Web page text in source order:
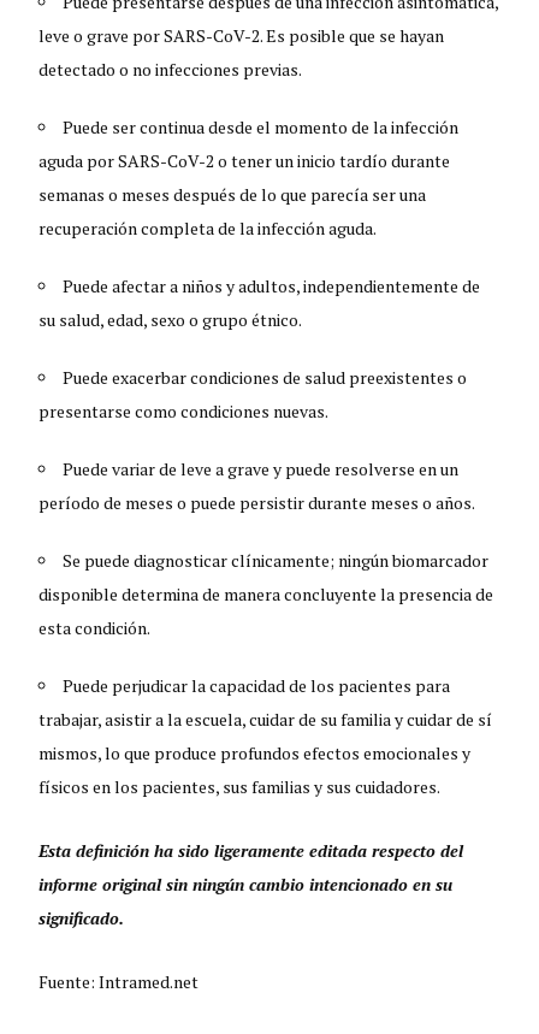
leve o grave por SARS-CoV-2. Es posible que se hayan
detectado o no infecciones previas.
Puede ser continua desde el momento de la infección
aguda por SARS-CoV-2 o tener un inicio tardío durante
semanas o meses después de lo que parecía ser una
recuperación completa de la infección aguda.
Puede afectar a niños y adultos, independientemente de
su salud, edad, sexo o grupo étnico.
Puede exacerbar condiciones de salud preexistentes o
presentarse como condiciones nuevas.
Puede variar de leve a grave y puede resolverse en un
período de meses o puede persistir durante meses o años.
Se puede diagnosticar clínicamente; ningún biomarcador
disponible determina de manera concluyente la presencia de
esta condición.
Puede perjudicar la capacidad de los pacientes para
trabajar, asistir a la escuela, cuidar de su familia y cuidar de sí
mismos, lo que produce profundos efectos emocionales y
físicos en los pacientes, sus familias y sus cuidadores.
Esta definición ha sido ligeramente editada respecto del
informe original sin ningún cambio intencionado en su
significado.
Fuente: Intramed.net